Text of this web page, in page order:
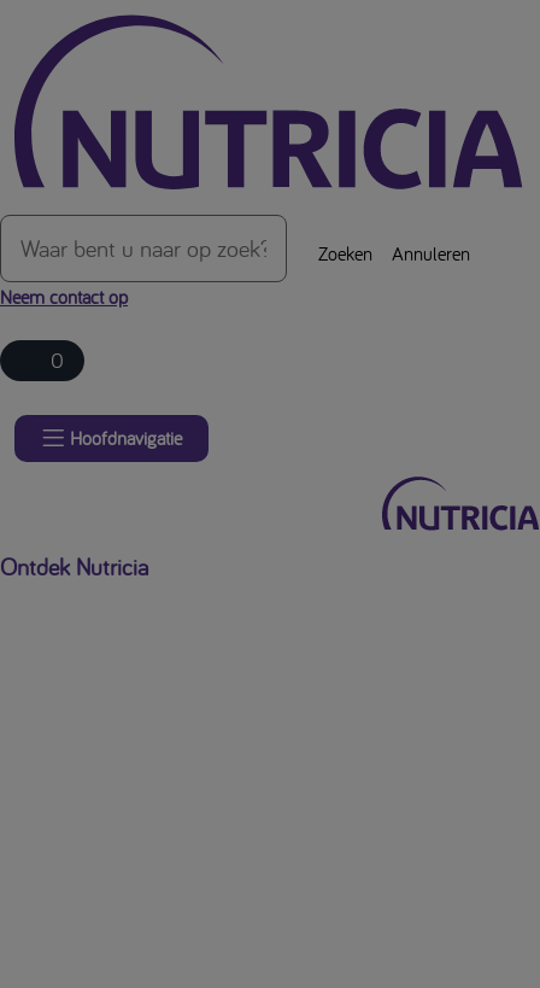
Over de inhoud van de pagina
Zoeken
Annuleren
Neem contact op
0
Hoofdnavigatie
Ontdek Nutricia